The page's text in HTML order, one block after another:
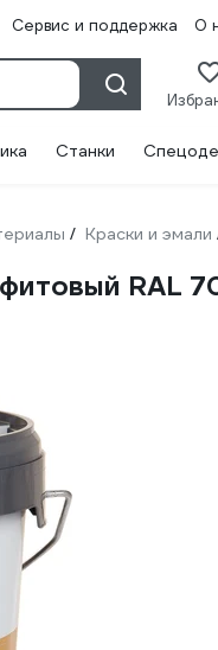
Сервис и поддержка О
Станки
/ Краски и эмали
RAL